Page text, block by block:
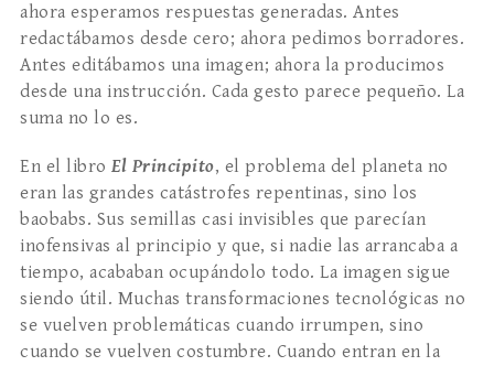
ahora esperamos respuestas generadas. Antes
redactábamos desde cero; ahora pedimos borradores.
Antes editábamos una imagen; ahora la producimos
desde una instrucción. Cada gesto parece pequeño. La
suma no lo es.
En el libro El Principito, el problema del planeta no
eran las grandes catástrofes repentinas, sino los
baobabs. Sus semillas casi invisibles que parecían
inofensivas al principio y que, si nadie las arrancaba a
tiempo, acababan ocupándolo todo. La imagen sigue
siendo útil. Muchas transformaciones tecnológicas no
se vuelven problemáticas cuando irrumpen, sino
cuando se vuelven costumbre. Cuando entran en la